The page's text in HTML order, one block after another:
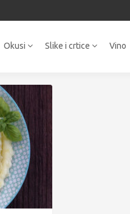
Okusi Slike i crtice Vino